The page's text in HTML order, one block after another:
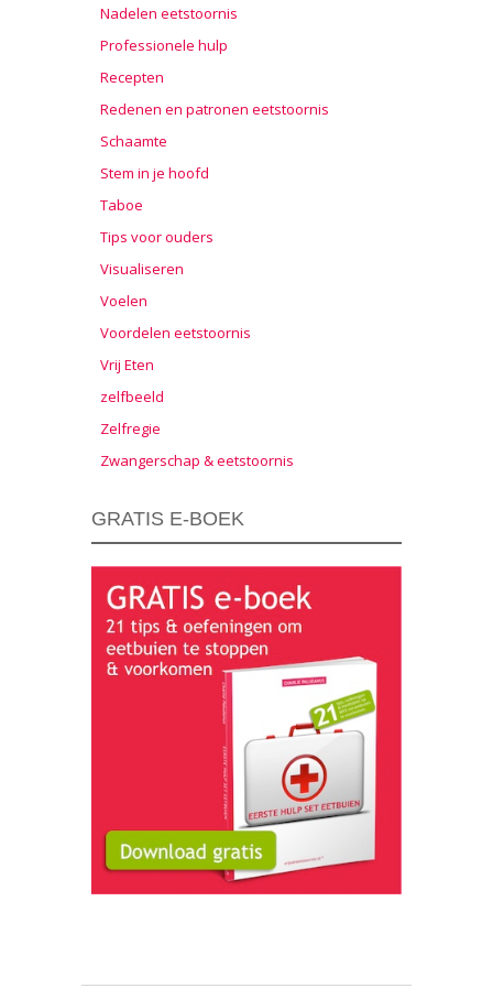
Nadelen eetstoornis
Professionele hulp
Recepten
Redenen en patronen eetstoornis
Schaamte
Stem in je hoofd
Taboe
Tips voor ouders
Visualiseren
Voelen
Voordelen eetstoornis
Vrij Eten
zelfbeeld
Zelfregie
Zwangerschap & eetstoornis
GRATIS E-BOEK